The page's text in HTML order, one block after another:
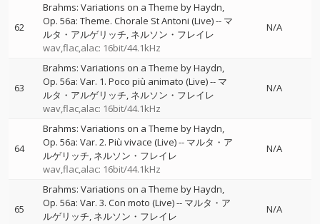
62
Brahms: Variations on a Theme by Haydn,
Op. 56a: Theme. Chorale St Antoni (Live)-- マ
ルタ・アルゲリッチ ネルソン・フレイレ
wav,flac,alac: 16bit/44.1kHz
N/A
63
Brahms: Variations on a Theme by Haydn,
Op. 56a: Var. 1. Poco più animato (Live)-- マ
ルタ・アルゲリッチ ネルソン・フレイレ
wav,flac,alac: 16bit/44.1kHz
N/A
64
Brahms: Variations on a Theme by Haydn,
Op. 56a: Var. 2. Più vivace (Live)-- マルタ・ア
ルゲリッチ ネルソン・フレイレ
wav,flac,alac: 16bit/44.1kHz
N/A
65
Brahms: Variations on a Theme by Haydn,
Op. 56a: Var. 3. Con moto (Live)-- マルタ・ア
ルゲリッチ ネルソン・フレイレ
N/A